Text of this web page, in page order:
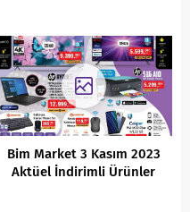
Bim Market 3 Kasım 2023
Aktüel İndirimli Ürünler